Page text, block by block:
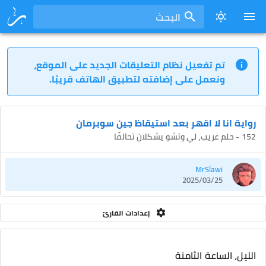
البحث
تم تفعيل نظام التعليقات الجديد على الموقع،
ونعمل على إضافته لتطبيق الهاتف قريبًا.
رواية انا لا اقهر بعد استيقاظ جين سوبرمان
152 - حلم غريب، لي وتشو يشكلان تحالفًا
MrSlawi
2025/03/25
إعدادات القارئ
الليل، الساعة الثامنة